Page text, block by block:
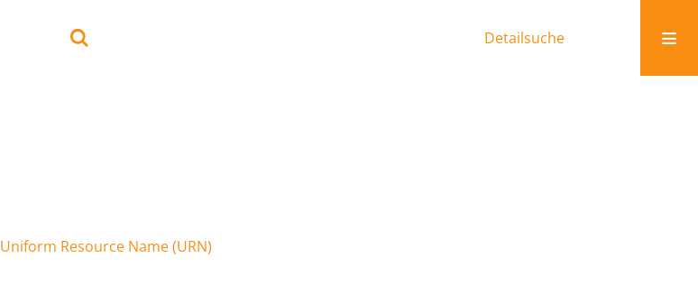
Detailsuche
Uniform Resource Name (URN)